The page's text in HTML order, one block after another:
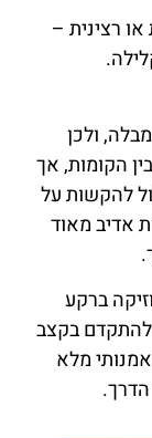
רצינית –
ולכן
הקומות, אך
להקשות על
אדיב מאוד
ברקע
להתקדם בקצב
מלא